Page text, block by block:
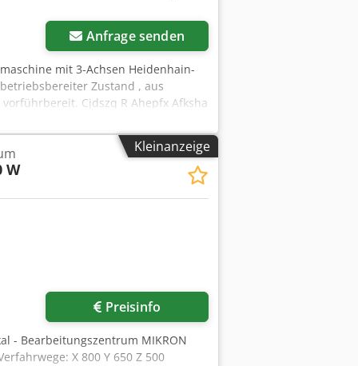
Anfrage senden
mit 3-Achsen Heidenhain-
Zustand , aus
Cjdszq R Ahepfx Afksha
Kleinanzeige
W
Preisinfo
- Bearbeitungszentrum MIKRON
X 800 Y 650 Z 500